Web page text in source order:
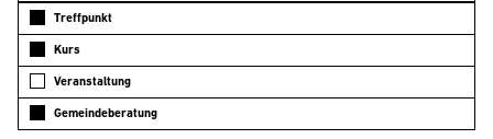
Treffpunkt
Kurs
Veranstaltung
Gemeindeberatung